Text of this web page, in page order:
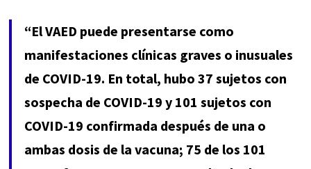
“El VAED puede presentarse como
manifestaciones clínicas graves o inusuales
de COVID-19. En total, hubo 37 sujetos con
sospecha de COVID-19 y 101 sujetos con
COVID-19 confirmada después de una o
ambas dosis de la vacuna; 75 de los 101